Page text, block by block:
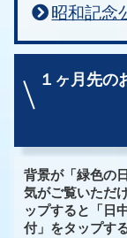
昭和記念
１ヶ月先の
背景が「緑色の
気がご覧いただ
ップすると「日
付」をタップす